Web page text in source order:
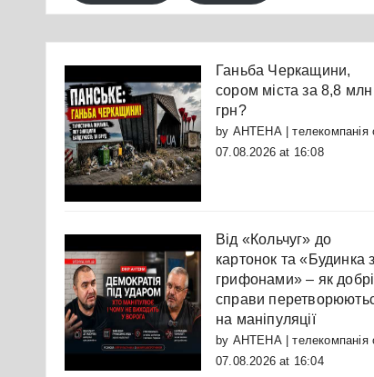
Ганьба Черкащини,
сором міста за 8,8 млн
грн?
by АНТЕНА | телекомпанія
07.08.2026 at 16:08
Від «Кольчуг» до
картонок та «Будинка з
грифонами» – як добрі
справи
на маніпуляції
by АНТЕНА | телекомпанія
07.08.2026 at 16:04